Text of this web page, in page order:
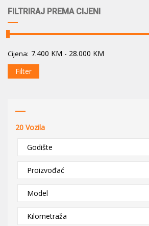
FILTRIRAJ PREMA CIJENI
Cijena: 7.400 KM - 28.000 KM
Filter
20 Vozila
Godište
Proizvođać
Model
Kilometraža